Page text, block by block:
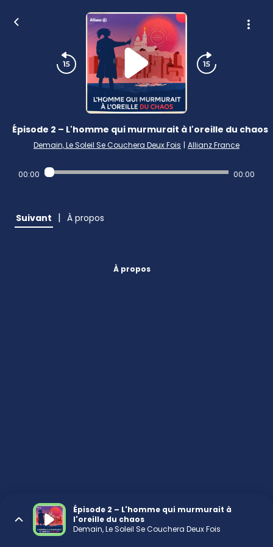
Épisode 2 – L'homme qui murmurait à l'oreille du chaos
Demain, Le Soleil Se Couchera Deux Fois | Allianz France
00:00 00:00
Suivant | À propos
À propos
Épisode 2 – L'homme qui murmurait à
l'oreille du chaos
Demain, Le Soleil Se Couchera Deux Fois